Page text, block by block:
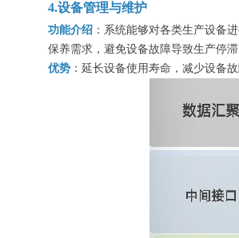
4.设备管理与维护
功能介绍 ：系统能够对各类生产设备
保养需求，避免设备故障导致生产停滞
优势 ：延长设备使用寿命，减少设备